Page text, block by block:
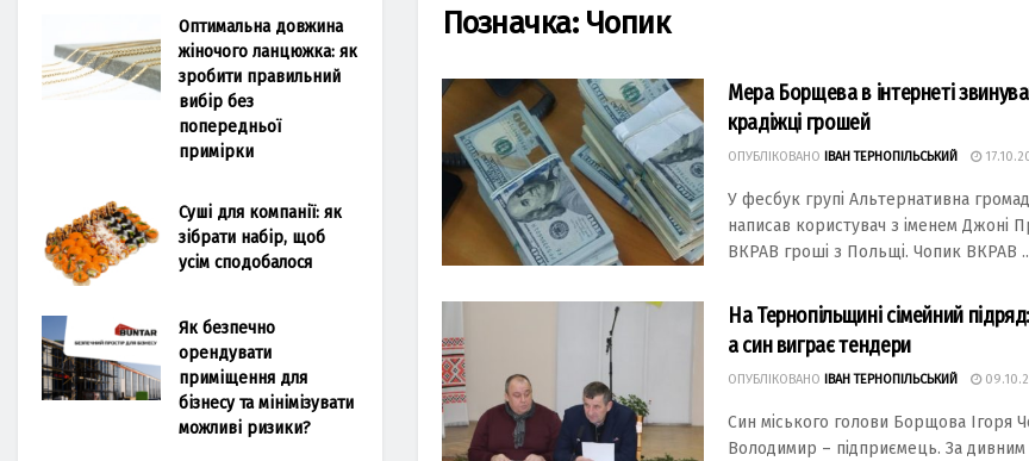
Позначка: Чопик
Мера Борщева в інтернеті
крадіжці грошей
ОПУБЛІКОВАНО ІВАН ТЕРНОПІЛЬСЬКИЙ
У фесбук групі Альтернативна
написав користувач з іменем Джоні
ВКРАВ гроші з Польщі. Чопик ВКРАВ
На Тернопільщині сімейний
а син виграє тендери
ОПУБЛІКОВАНО ІВАН ТЕРНОПІЛЬСЬКИЙ
Син міського голови Борщовa Ігоря
Володимир – підприємець. Зa дивним
Оптимальна довжина
жіночого ланцюжка: як
зробити правильний
вибір без
попередньої
примірки
Суші для компанії: як
зібрати набір, щоб
усім сподобалося
Як безпечно
орендувати
приміщення для
бізнесу та мінімізувати
можливі ризики?